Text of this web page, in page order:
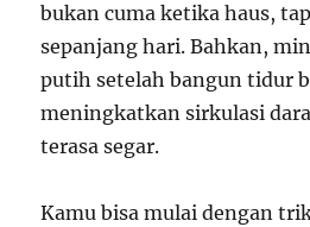
bukan cuma ketika haus,
sepanjang hari. Bahkan,
putih setelah bangun tidur
meningkatkan sirkulasi
terasa segar.
Kamu bisa mulai dengan